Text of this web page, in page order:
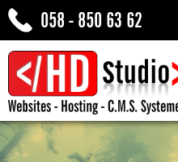
058 - 850 63 62